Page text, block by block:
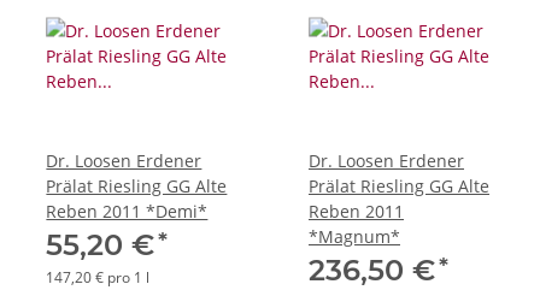
Dr. Loosen Erdener
Prälat Riesling GG Alte
Reben 2011 *Demi*
55,20 €*
147,20 € pro 1 l
Dr. Loosen Erdener
Prälat Riesling GG Alte
Reben 2011
*Magnum*
236,50 €*